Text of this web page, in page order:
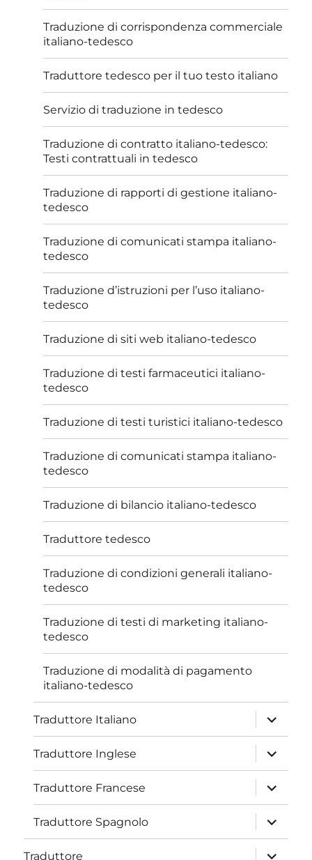
Traduzione di corrispondenza commerciale
italiano-tedesco
Traduttore tedesco per il tuo testo italiano
Servizio di traduzione in tedesco
Traduzione di contratto italiano-tedesco:
Testi contrattuali in tedesco
Traduzione di rapporti di gestione italiano-
tedesco
Traduzione di comunicati stampa italiano-
tedesco
Traduzione d’istruzioni per l’uso italiano-
tedesco
Traduzione di siti web italiano-tedesco
Traduzione di testi farmaceutici italiano-
tedesco
Traduzione di testi turistici italiano-tedesco
Traduzione di comunicati stampa italiano-
tedesco
Traduzione di bilancio italiano-tedesco
Traduttore tedesco
Traduzione di condizioni generali italiano-
tedesco
Traduzione di testi di marketing italiano-
tedesco
Traduzione di modalità di pagamento
italiano-tedesco
Traduttore Italiano
apri
i
menu
child
Traduttore Inglese
apri
i
menu
child
Traduttore Francese
apri
i
menu
child
Traduttore Spagnolo
apri
i
menu
child
Traduttore
apri